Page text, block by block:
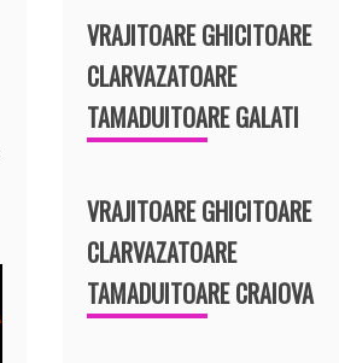
VRAJITOARE GHICITOARE
CLARVAZATOARE
TAMADUITOARE GALATI
VRAJITOARE GHICITOARE
CLARVAZATOARE
TAMADUITOARE CRAIOVA